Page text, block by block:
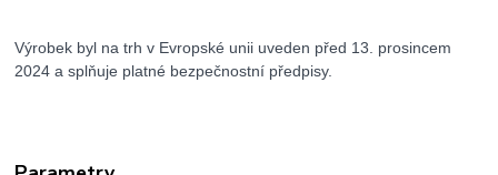
Výrobek byl na trh v Evropské unii uveden před 13. prosincem
2024 a splňuje platné bezpečnostní předpisy.